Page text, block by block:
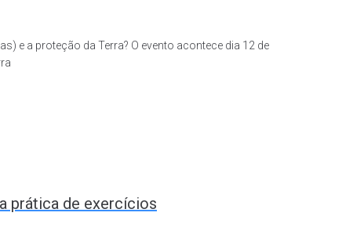
e a proteção da Terra? O evento acontece dia 12 de
prática de exercícios